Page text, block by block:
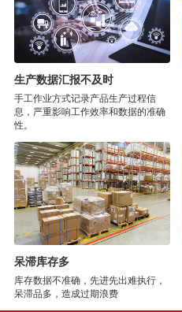
生产数据汇报不及时
手工作业方式记录产品生产过程信
息，严重影响工作效率和数据的准确
性。
呆滞库存多
库存数据不准确，先进先出难执行，
呆滞品多，造成过期浪费